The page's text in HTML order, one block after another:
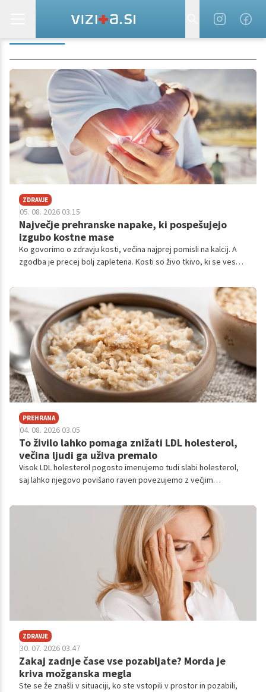
ZDRAVJE
05. 08. 2026 03.15
Največje prehranske napake, ki pospešujejo
izgubo kostne mase
Ko govorimo o zdravju kosti, večina najprej pomisli na kalcij. A
zgodba je precej bolj zapletena. Kosti so živo tkivo, ki se ves
obnovo začne nagibati v manj ugodno smer. Posledično kostna
masa postopoma upada, tveganje za osteoporozo in zlome pa
narašča.
PREHRANA
04. 08. 2026 03.05
To živilo lahko pomaga znižati LDL holesterol,
večina ljudi ga uživa premalo
Visok LDL holesterol pogosto imenujemo tudi slabi holesterol,
saj lahko njegovo povišano raven povezujemo z večjim
ZDRAVJE
30. 07. 2026 03.47
Zakaj zadnje čase vse pozabljate? Morda je
kriva možganska megla
Ste se že znašli v situaciji, ko ste vstopili v prostor in pozabili,